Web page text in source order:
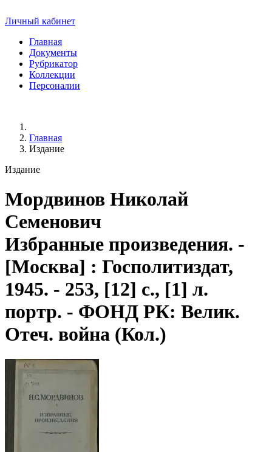
Личный кабинет
Главная
Документы
Рубрикатор
Коллекции
Персоналии
Главная
Издание
Издание
Мордвинов Николай
Семенович
Избранные произведения. -
[Москва] : Госполитиздат,
1945. - 253, [12] с., [1] л.
портр. - ФОНД РК: Велик.
Отеч. война (Кол.)